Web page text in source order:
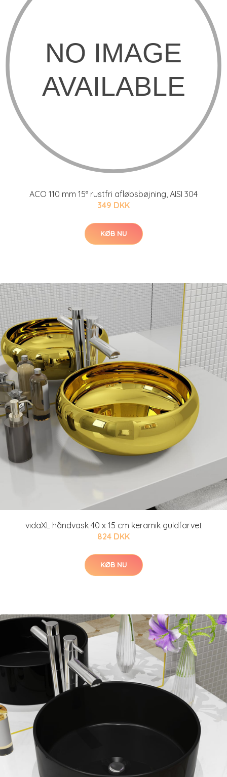
ACO 110 mm 15° rustfri afløbsbøjning, AISI 304
349 DKK
KØB NU
vidaXL håndvask 40 x 15 cm keramik guldfarvet
824 DKK
KØB NU